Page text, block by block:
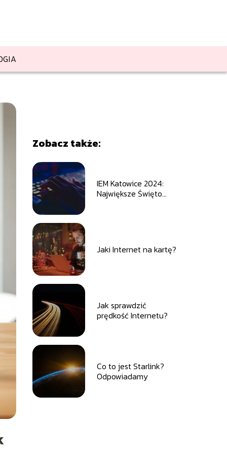
Zobacz także:
IEM Katowice 2024:
Największe Święto
Jaki Internet na kartę?
Jak sprawdzić
prędkość Internetu?
Co to jest Starlink?
Odpowiadamy